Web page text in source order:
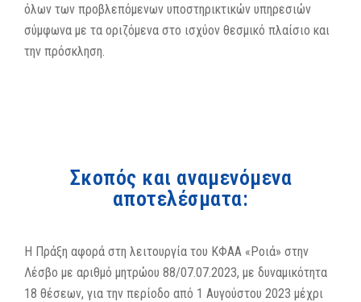
όλων των προβλεπόμενων υποστηρικτικών υπηρεσιών
σύμφωνα με τα οριζόμενα στο ισχύον θεσμικό πλαίσιο και
την πρόσκληση.
Σκοπός και αναμενόμενα
αποτελέσματα:
Η Πράξη αφορά στη λειτουργία του ΚΦΑΑ «Ροιά» στην
Λέσβο με αριθμό μητρώου 88/07.07.2023, με δυναμικότητα
18 θέσεων, για την περίοδο από 1 Αυγούστου 2023 μέχρι